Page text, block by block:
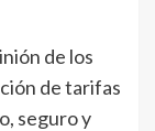
de los
de tarifas
seguro y